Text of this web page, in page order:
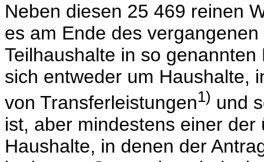
Neben diesen 25 469 reinen
es am Ende des
Teilhaushalte in so
sich entweder um Haushalte,
von Transferleistungen1) und
ist, aber mindestens einer
Haushalte, in denen der